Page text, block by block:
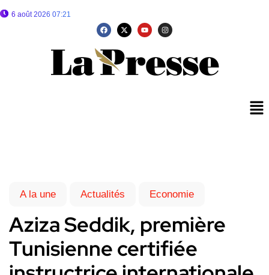
6 août 2026 07:21
A la une Actualités Economie
Aziza Seddik, première
Tunisienne certifiée